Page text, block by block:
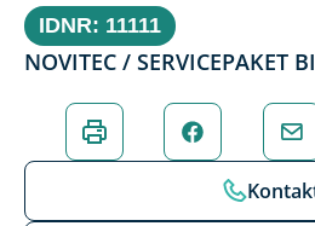
IDNR: 11111
NOVITEC / SERVICEPAKET